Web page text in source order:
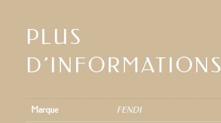
PLUS
D’INFORMATIONS
Marque FENDI